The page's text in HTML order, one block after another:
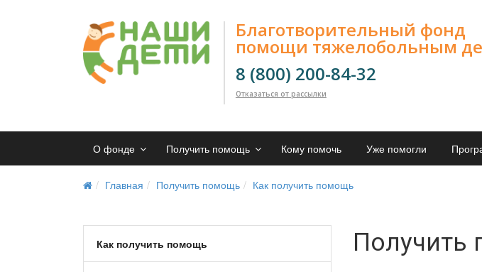
Благотворительный фонд
помощи тяжелобольным
8 (800) 200-84-32
Отказаться от рассылки
О фонде Получить помощь Кому помочь Уже помогли
Главная Получить помощь Как получить помощь
Как получить помощь Получить